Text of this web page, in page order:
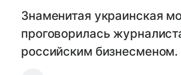
Знаменитая украинская
проговорилась
российским бизнесменом.